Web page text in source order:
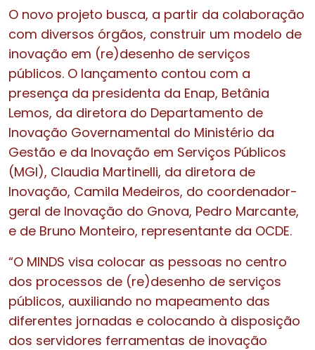
O novo projeto busca, a partir da colaboração
com diversos órgãos, construir um modelo de
inovação em (re)desenho de serviços
públicos. O lançamento contou com a
presença da presidenta da Enap, Betânia
Lemos, da diretora do Departamento de
Inovação Governamental do Ministério da
Gestão e da Inovação em Serviços Públicos
(MGI), Claudia Martinelli, da diretora de
Inovação, Camila Medeiros, do coordenador-
geral de Inovação do Gnova, Pedro Marcante,
e de Bruno Monteiro, representante da OCDE.
“O MINDS visa colocar as pessoas no centro
dos processos de (re)desenho de serviços
públicos, auxiliando no mapeamento das
diferentes jornadas e colocando à disposição
dos servidores ferramentas de inovação